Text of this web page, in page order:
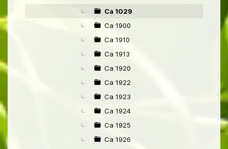
►
Ca 1029
Ca 1900
Ca 1910
Ca 1913
Ca 1920
Ca 1922
Ca 1923
Ca 1924
Ca 1925
Ca 1926